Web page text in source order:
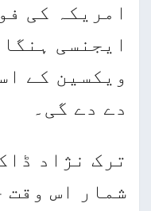
امریکہ کی
ایجنسی
ویکسین کے
دے دے گی۔
ترک نژاد
شمار اس وقت